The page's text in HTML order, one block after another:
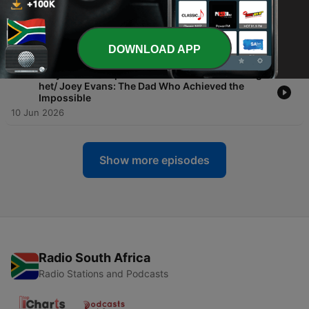
106 - Jo Black: "Wat elke pa moet hoor"/ Jo Black: "Wat
elke pa moet hoor"
24 Jun 2026
105 - Joey Evans: Die pa wat die onmoontlike vermag
het/ Joey Evans: The Dad Who Achieved the
Impossible
10 Jun 2026
Show more episodes
Radio South Africa
Radio Stations and Podcasts
DOWNLOAD APP